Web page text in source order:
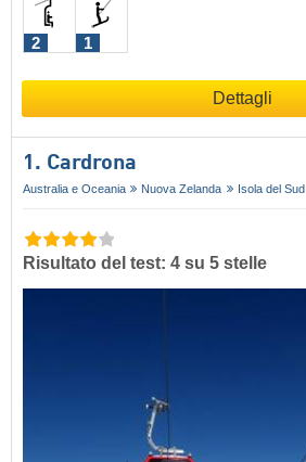
2 1
Dettagli
1. Cardrona
Australia e Oceania Nuova Zelanda Isola del Sud
Risultato del test: 4 su 5 stelle